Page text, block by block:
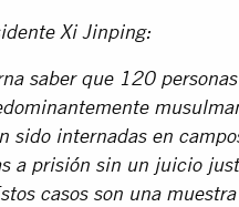
Xi Jinping:
saber que 120
sido internadas en
a prisión sin un juicio
casos son una